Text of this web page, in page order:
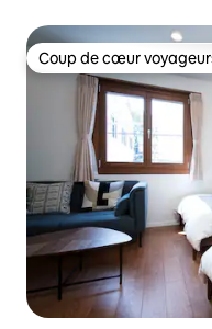
Coup de cœur
Coup de cœur